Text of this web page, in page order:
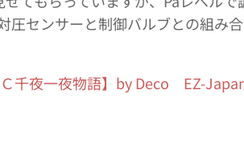
圧センサーと制御バルブとの組み
Ｃ千夜一夜物語】by Deco EZ-